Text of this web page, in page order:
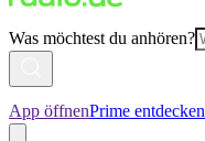
Was möchtest du anhören?
App öffnenPrime entdecken